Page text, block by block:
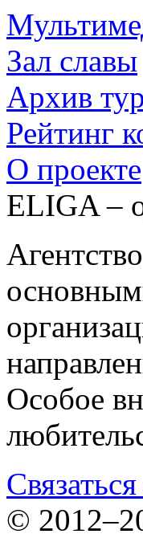
Зал славы
Архив
Рейтинг
О проекте
ELIGA –
Особое
©